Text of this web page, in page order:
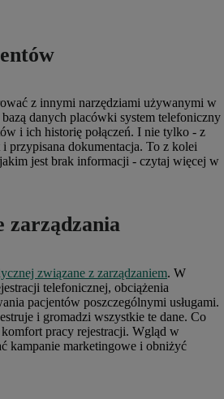
z innymi narzędziami używanymi w
danych placówki system telefoniczny
i ich historię połączeń. I nie tylko - z
przypisana dokumentacja. To z kolei
jest brak informacji - czytaj więcej w
zarządzania
związane z zarządzaniem. W
telefonicznej, obciążenia
pacjentów poszczególnymi usługami.
i gromadzi wszystkie te dane. Co
pracy rejestracji. Wgląd w
kampanie marketingowe i obniżyć